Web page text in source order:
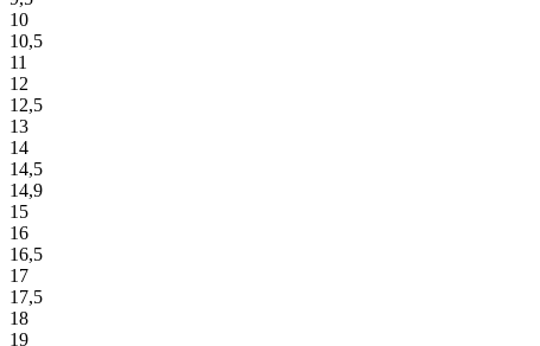
10
10,5
11
12
12,5
13
14
14,5
14,9
15
16
16,5
17
17,5
18
19